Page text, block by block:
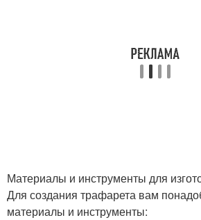
Материалы и инструменты для
Для создания трафарета вам
материалы и инструменты: